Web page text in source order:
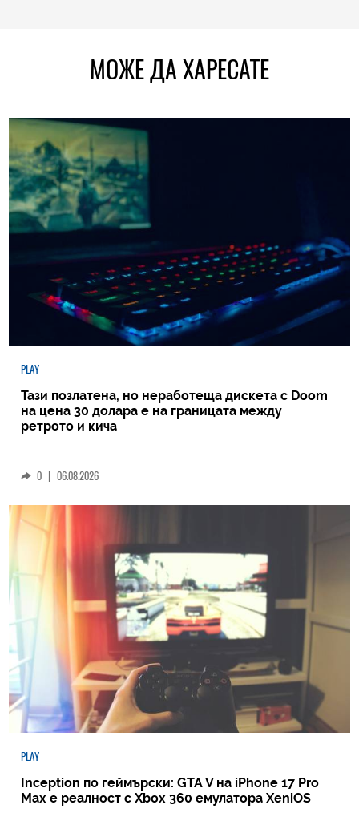
МОЖЕ ДА ХАРЕСАТЕ
PLAY
Тази позлатена, но неработеща дискета с Doom
на цена 30 долара е на границата между
ретрото и кича
0 | 06.08.2026
PLAY
Inception по геймърски: GTA V на iPhone 17 Pro
Max е реалност с Xbox 360 емулатора XeniOS